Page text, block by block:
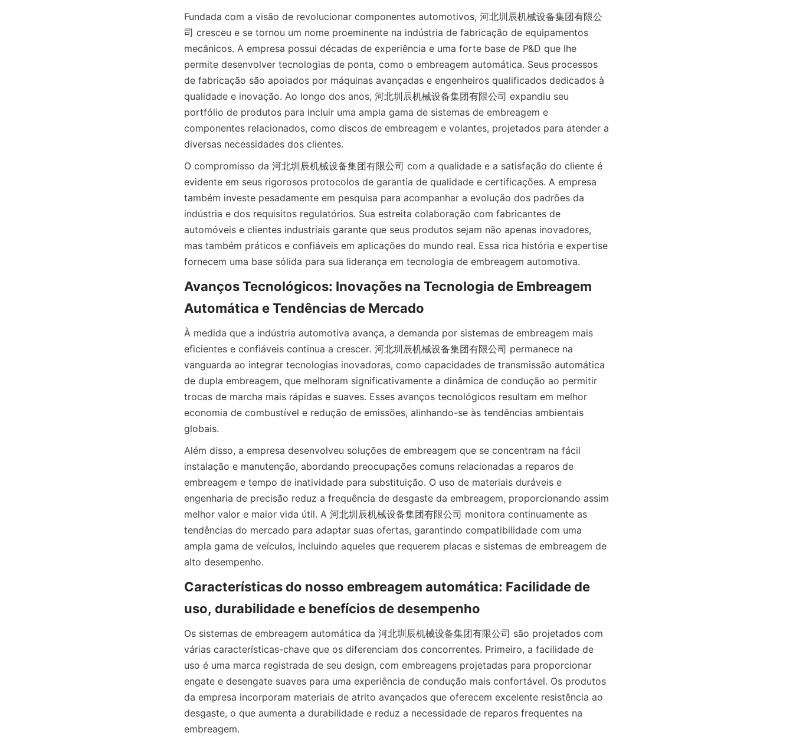
Fundada com a visão de revolucionar componentes automotivos, 河北圳辰机械设备集团有限公
司 cresceu e se tornou um nome proeminente na indústria de fabricação de equipamentos
mecânicos. A empresa possui décadas de experiência e uma forte base de P&D que lhe
permite desenvolver tecnologias de ponta, como o embreagem automática. Seus processos
de fabricação são apoiados por máquinas avançadas e engenheiros qualificados dedicados à
qualidade e inovação. Ao longo dos anos, 河北圳辰机械设备集团有限公司 expandiu seu
portfólio de produtos para incluir uma ampla gama de sistemas de embreagem e
componentes relacionados, como discos de embreagem e volantes, projetados para atender a
diversas necessidades dos clientes.
O compromisso da 河北圳辰机械设备集团有限公司 com a qualidade e a satisfação do cliente é
evidente em seus rigorosos protocolos de garantia de qualidade e certificações. A empresa
também investe pesadamente em pesquisa para acompanhar a evolução dos padrões da
indústria e dos requisitos regulatórios. Sua estreita colaboração com fabricantes de
automóveis e clientes industriais garante que seus produtos sejam não apenas inovadores,
mas também práticos e confiáveis em aplicações do mundo real. Essa rica história e expertise
fornecem uma base sólida para sua liderança em tecnologia de embreagem automotiva.
Avanços Tecnológicos: Inovações na Tecnologia de Embreagem
Automática e Tendências de Mercado
À medida que a indústria automotiva avança, a demanda por sistemas de embreagem mais
eficientes e confiáveis continua a crescer. 河北圳辰机械设备集团有限公司 permanece na
vanguarda ao integrar tecnologias inovadoras, como capacidades de transmissão automática
de dupla embreagem, que melhoram significativamente a dinâmica de condução ao permitir
trocas de marcha mais rápidas e suaves. Esses avanços tecnológicos resultam em melhor
economia de combustível e redução de emissões, alinhando-se às tendências ambientais
globais.
Além disso, a empresa desenvolveu soluções de embreagem que se concentram na fácil
instalação e manutenção, abordando preocupações comuns relacionadas a reparos de
embreagem e tempo de inatividade para substituição. O uso de materiais duráveis e
engenharia de precisão reduz a frequência de desgaste da embreagem, proporcionando assim
melhor valor e maior vida útil. A 河北圳辰机械设备集团有限公司 monitora continuamente as
tendências do mercado para adaptar suas ofertas, garantindo compatibilidade com uma
ampla gama de veículos, incluindo aqueles que requerem placas e sistemas de embreagem de
alto desempenho.
Características do nosso embreagem automática: Facilidade de
uso, durabilidade e benefícios de desempenho
Os sistemas de embreagem automática da 河北圳辰机械设备集团有限公司 são projetados com
várias características-chave que os diferenciam dos concorrentes. Primeiro, a facilidade de
uso é uma marca registrada de seu design, com embreagens projetadas para proporcionar
engate e desengate suaves para uma experiência de condução mais confortável. Os produtos
da empresa incorporam materiais de atrito avançados que oferecem excelente resistência ao
desgaste, o que aumenta a durabilidade e reduz a necessidade de reparos frequentes na
embreagem.